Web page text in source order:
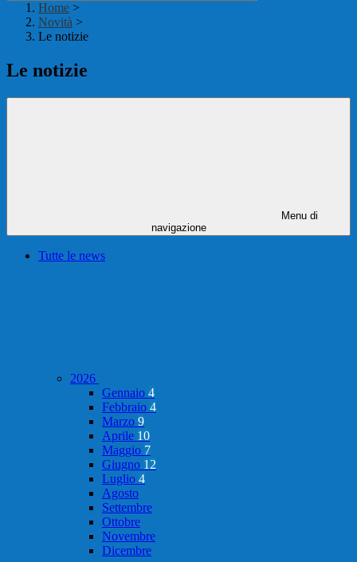
Home >
Novità >
Le notizie
Le notizie
Menu di
navigazione
Tutte le news
2026
Gennaio 4
Febbraio 4
Marzo 9
Aprile 10
Maggio 7
Giugno 12
Luglio 4
Agosto
Settembre
Ottobre
Novembre
Dicembre